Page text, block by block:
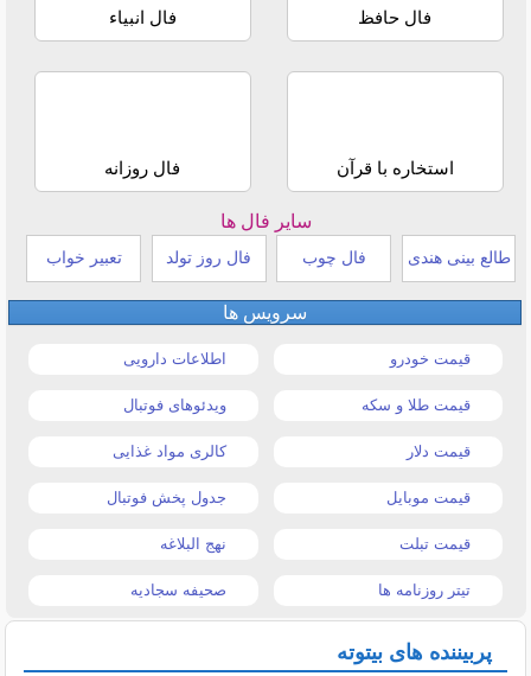
فال حافظ فال انبیاء
استخاره با قرآن فال روزانه
سایر فال ها
طالع بینی هندی فال چوب فال روز تولد تعبیر خواب
سرویس ها
قیمت خودرو اطلاعات دارویی
قیمت طلا و سکه ویدئوهای فوتبال
قیمت دلار کالری مواد غذایی
قیمت موبایل جدول پخش فوتبال
قیمت تبلت نهج البلاغه
تیتر روزنامه ها صحیفه سجادیه
پربیننده های بیتوته